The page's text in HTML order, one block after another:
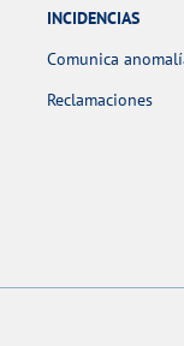
INCIDENCIAS
Comunica
Reclamaciones